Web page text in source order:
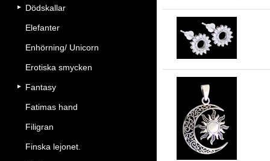
Dödskallar
Elefanter
Enhörning/ Unicorn
Erotiska smycken
Fantasy
Fatimas hand
Filigran
Finska lejonet.